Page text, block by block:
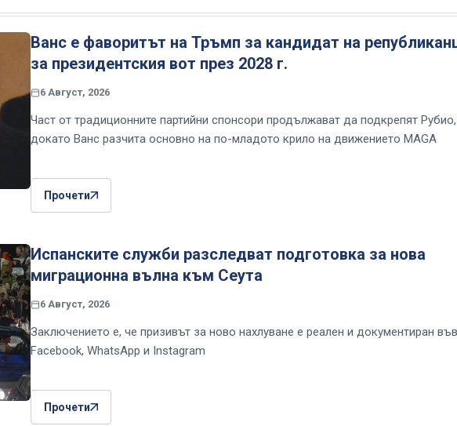
Ванс е фаворитът на Тръмп за кандидат на
за президентския вот през 2028 г.
6 Август, 2026
Част от традиционните партийни спонсори продължават да подкрепят Рубио,
докато Ванс разчита основно на по-младото крило на движението MAGA
Прочети
Испанските служби разследват подготовка за нова
миграционна вълна към Сеута
6 Август, 2026
Заключението е, че призивът за ново нахлуване е реален и документиран във
Facebook, WhatsApp и Instagram
Прочети